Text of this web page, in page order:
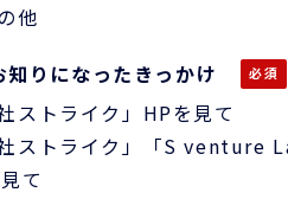
他
りになったきっかけ
ストライク」HPを見て
社ストライク」「S venture
て